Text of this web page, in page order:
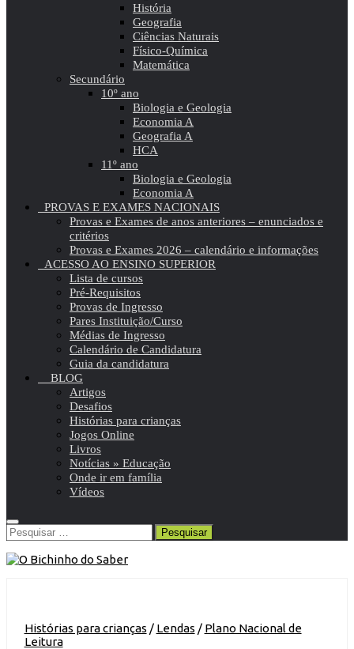
História
Geografia
Ciências Naturais
Físico-Química
Matemática
Secundário
10º ano
Biologia e Geologia
Economia A
Geografia A
HCA
11º ano
Biologia e Geologia
Economia A
PROVAS E EXAMES NACIONAIS
Provas e Exames de anos anteriores – enunciados e
critérios
Provas e Exames 2026 – calendário e informações
ACESSO AO ENSINO SUPERIOR
Lista de cursos
Pré-Requisitos
Provas de Ingresso
Pares Instituição/Curso
Médias de Ingresso
Calendário de Candidatura
Guia da candidatura
BLOG
Artigos
Desafios
Histórias para crianças
Jogos Online
Livros
Notícias » Educação
Onde ir em família
Vídeos
Pesquisar
por:
Histórias para crianças / Lendas / Plano Nacional de
Leitura